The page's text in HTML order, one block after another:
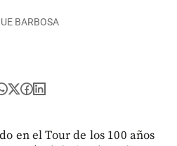
BARBOSA
en el Tour de los 100 años